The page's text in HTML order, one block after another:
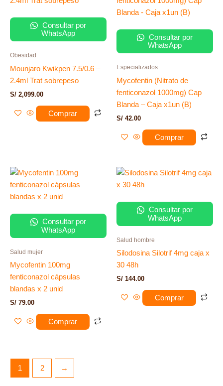
Consultar por
WhatsApp
Obesidad
Mounjaro Kwikpen 7.5/0.6 –
2.4ml Trat sobrepeso
S/ 2,099.00
Comprar
Consultar por
WhatsApp
Especializados
Mycofentin (Nitrato de
fenticonazol 1000mg) Cap
Blanda – Caja x1un (B)
S/ 42.00
Comprar
Consultar por
WhatsApp
Salud mujer
Mycofentin 100mg
fenticonazol cápsulas
blandas x 2 unid
S/ 79.00
Comprar
Consultar por
WhatsApp
Salud hombre
Silodosina Silotrif 4mg caja x
30 48h
S/ 144.00
Comprar
1 2 →